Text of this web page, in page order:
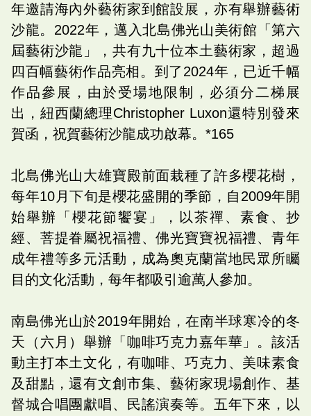
年邀請海內外藝術家到館設展，亦有舉辦藝術
沙龍。2022年，邁入北島佛光山美術館「第六
屆藝術沙龍」，共有九十位本土藝術家，超過
四百幅藝術作品亮相。到了2024年，已近千幅
作品參展，由於受場地限制，必須分二梯展
出，紐西蘭總理Christopher Luxon還特別發來
賀函，祝賀藝術沙龍成功啟幕。*165
北島佛光山大雄寶殿前面栽種了許多櫻花樹，
每年10月下旬是櫻花盛開的季節，自2009年開
始舉辦「櫻花節饗宴」，以茶禪、素食、抄
經、菩提眷屬祝福禮、佛光寶寶祝福禮、青年
成年禮等多元活動，成為奧克蘭當地民眾所矚
目的文化活動，每年都吸引逾萬人參加。
南島佛光山於2019年開始，在南半球寒冷的冬
天（六月）舉辦「咖啡巧克力嘉年華」。該活
動主打本土文化，有咖啡、巧克力、美味素食
及甜點，還有文創市集、藝術家現場創作、基
督城合唱團獻唱、民謠演奏等。五年下來，以